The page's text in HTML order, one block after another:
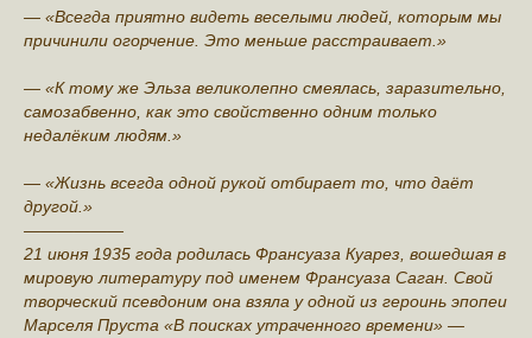
— «Всегда приятно видеть веселыми людей, которым мы
причинили огорчение. Это меньше расстраивает.»
— «К тому же Эльза великолепно смеялась, заразительно,
самозабвенно, как это свойственно одним только
недалёким людям.»
— «Жизнь всегда одной рукой отбирает то, что даёт
другой.»
——————
21 июня 1935 года родилась Франсуаза Куарез, вошедшая в
мировую литературу под именем Франсуаза Саган. Свой
творческий псевдоним она взяла у одной из героинь эпопеи
Марселя Пруста «В поисках утраченного времени» —